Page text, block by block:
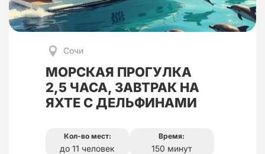
Сочи
МОРСКАЯ ПРОГУЛКА
2,5 ЧАСА, ЗАВТРАК НА
ЯХТЕ С ДЕЛЬФИНАМИ
Кол-во мест:
до 11 человек
Время:
150 минут